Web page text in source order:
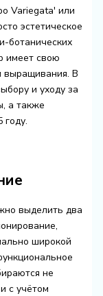
Variegata' или
эстетическое
ботанических
имеет свою
выращивания. В
и уходу за
а также
выделить два
широкой
не
с учётом